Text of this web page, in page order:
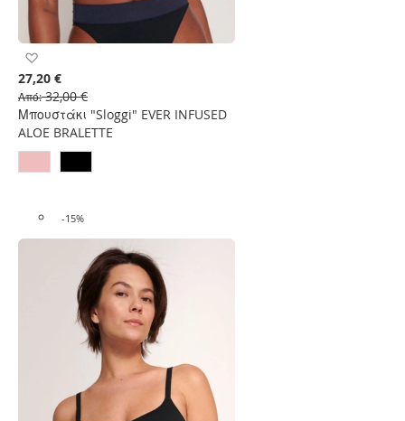
στη
Λίστα
Επιθυμιών
Μπουστάκι "Sloggi" EVER INFUSED
ALOE BRALETTE
27,20 €
Από 32,00 €
-15%